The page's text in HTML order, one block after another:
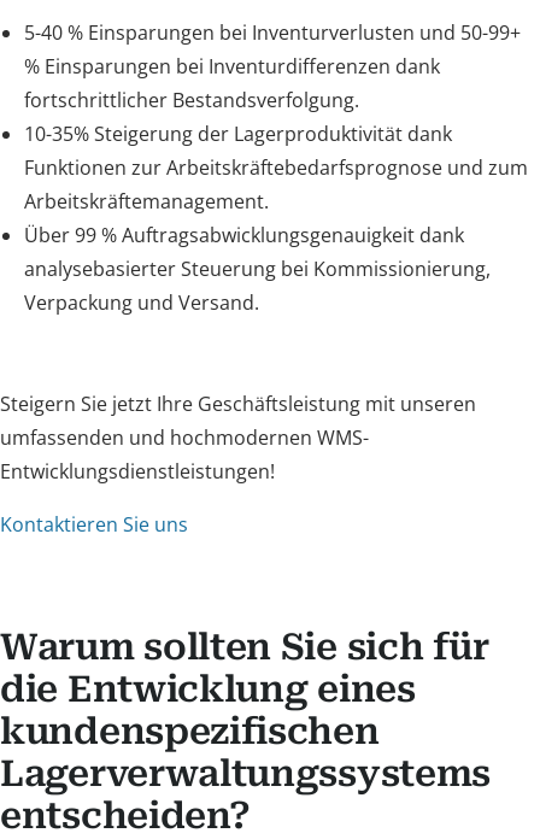
5-40 % Einsparungen bei Inventurverlusten und 50-99+
% Einsparungen bei Inventurdifferenzen dank
fortschrittlicher Bestandsverfolgung.
10-35% Steigerung der Lagerproduktivität dank
Funktionen zur Arbeitskräftebedarfsprognose und zum
Arbeitskräftemanagement.
Über 99 % Auftragsabwicklungsgenauigkeit dank
analysebasierter Steuerung bei Kommissionierung,
Verpackung und Versand.
Steigern Sie jetzt Ihre Geschäftsleistung mit unseren
umfassenden und hochmodernen WMS-
Entwicklungsdienstleistungen!
Kontaktieren Sie uns
Warum sollten Sie sich für
die Entwicklung eines
kundenspezifischen
Lagerverwaltungssystems
entscheiden?